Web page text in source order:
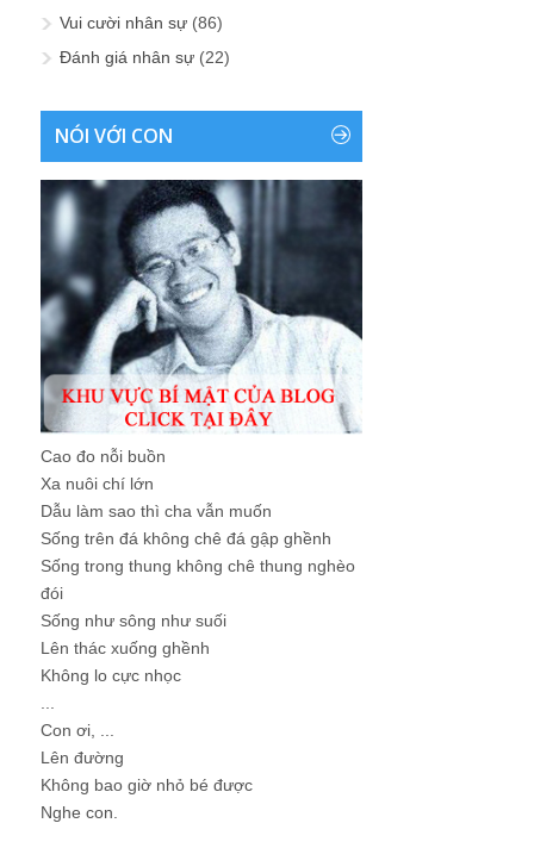
Vui cười nhân sự (86)
Đánh giá nhân sự (22)
NÓI VỚI CON
Cao đo nỗi buồn
Xa nuôi chí lớn
Dẫu làm sao thì cha vẫn muốn
Sống trên đá không chê đá gập ghềnh
Sống trong thung không chê thung nghèo
đói
Sống như sông như suối
Lên thác xuống ghềnh
Không lo cực nhọc
Con ơi, ...
Lên đường
Không bao giờ nhỏ bé được
Nghe con.